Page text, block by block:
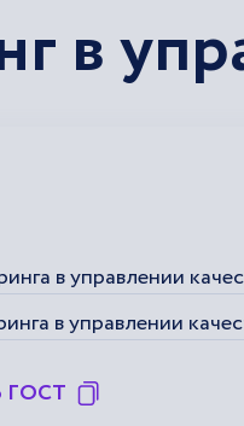
в
в управлении
в управлении
ГОСТ